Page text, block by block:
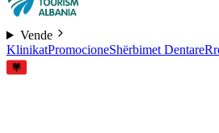
Vende
KlinikatPromocioneShërbimet Dentare